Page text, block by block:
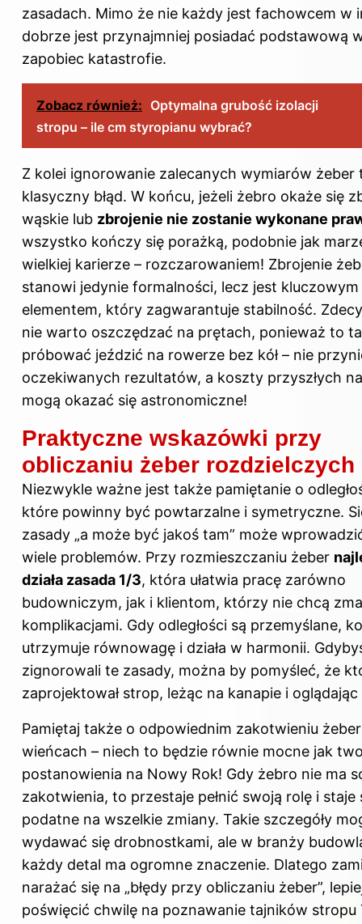
zasadach. Mimo że nie każdy jest fachowcem w
dobrze jest przynajmniej posiadać podstawową
zapobiec katastrofie.
Zobacz również: Optymalna grubość izolacji
stropu – ile cm styropianu wybrać?
Z kolei ignorowanie zalecanych wymiarów żeber
klasyczny błąd. W końcu, jeżeli żebro okaże się
wąskie lub zbrojenie nie zostanie wykonane
wszystko kończy się porażką, podobnie jak
wielkiej karierze – rozczarowaniem! Zbrojenie
stanowi jedynie formalności, lecz jest kluczowym
elementem, który zagwarantuje stabilność.
nie warto oszczędzać na prętach, ponieważ to
próbować jeździć na rowerze bez kół – nie
oczekiwanych rezultatów, a koszty przyszłych
mogą okazać się astronomiczne!
Praktyczne wskazówki przy
obliczaniu żeber rozdzielczych
Niezwykle ważne jest także pamiętanie o
które powinny być powtarzalne i symetryczne.
zasady „a może być jakoś tam” może
wiele problemów. Przy rozmieszczaniu żeber
działa zasada 1/3, która ułatwia pracę zarówno
budowniczym, jak i klientom, którzy nie chcą
komplikacjami. Gdy odległości są przemyślane,
utrzymuje równowagę i działa w harmonii.
zignorowali te zasady, można by pomyśleć, że
zaprojektował strop, leżąc na kanapie i
Pamiętaj także o odpowiednim zakotwieniu
wieńcach – niech to będzie równie mocne jak
postanowienia na Nowy Rok! Gdy żebro nie ma
zakotwienia, to przestaje pełnić swoją rolę i staje
podatne na wszelkie zmiany. Takie szczegóły
wydawać się drobnostkami, ale w branży
każdy detal ma ogromne znaczenie. Dlatego
narażać się na „błędy przy obliczaniu żeber”,
poświęcić chwilę na poznawanie tajników stropu